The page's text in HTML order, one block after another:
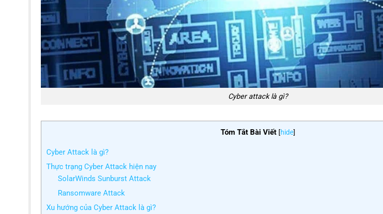
Cyber attack là gì?
Tóm Tắt Bài Viết [hide]
Cyber Attack là gì?
Thực trạng Cyber Attack hiện nay
SolarWinds Sunburst Attack
Ransomware Attack
Xu hướng của Cyber Attack là gì?